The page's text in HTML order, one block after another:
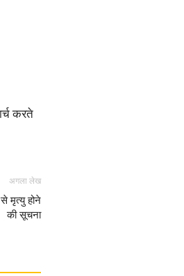
करते
अगला लेख
से मृत्यु होने
की सूचना